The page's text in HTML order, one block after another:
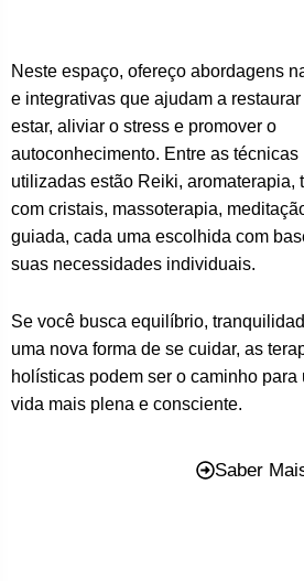
Neste espaço, ofereço abordagens
e integrativas que ajudam a
estar, aliviar o stress e promover o
autoconhecimento. Entre as técnicas
utilizadas estão Reiki, aromaterapia,
com cristais, massoterapia,
guiada, cada uma escolhida com
suas necessidades individuais.
Se você busca equilíbrio,
uma nova forma de se cuidar, as
holísticas podem ser o caminho para
vida mais plena e consciente.
Saber